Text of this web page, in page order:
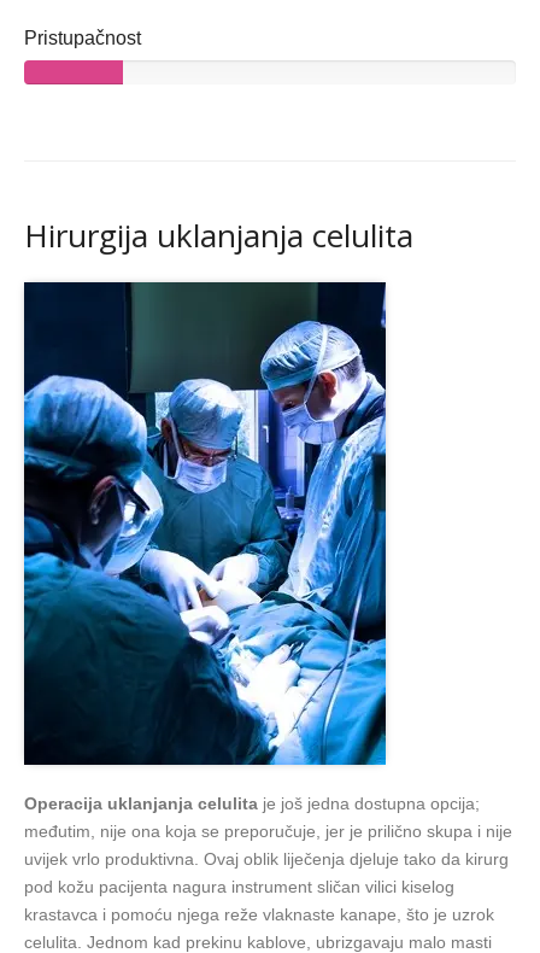
Pristupačnost
Hirurgija uklanjanja celulita
Operacija uklanjanja celulita je još jedna dostupna opcija;
međutim, nije ona koja se preporučuje, jer je prilično skupa i nije
uvijek vrlo produktivna. Ovaj oblik liječenja djeluje tako da kirurg
pod kožu pacijenta nagura instrument sličan vilici kiselog
krastavca i pomoću njega reže vlaknaste kanape, što je uzrok
celulita. Jednom kad prekinu kablove, ubrizgavaju malo masti